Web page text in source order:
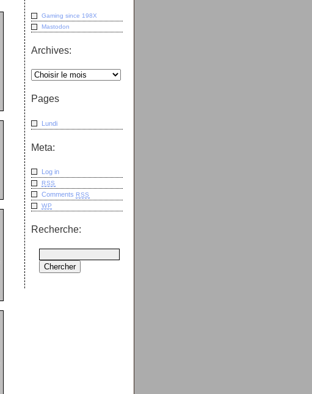
Gaming since 198X
Mastodon
Archives:
Pages
Lundi
Meta:
Log in
RSS
Comments RSS
WP
Recherche: